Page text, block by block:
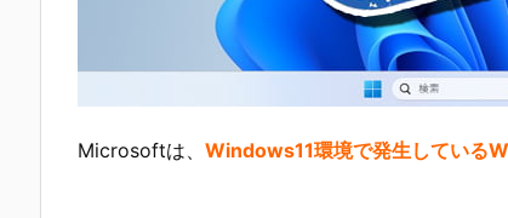
Microsoftは、 Windows11環境で発生している